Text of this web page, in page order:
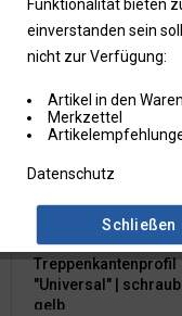
Artikel-Nr.: 101.2009
Antirutsch-
Treppenkantenprofil
"Universal" |
gelb
Funktionalität bieten
einverstanden sein
nicht zur Verfügung:
Artikel in den
Merkzettel
Datenschutz
Schließen